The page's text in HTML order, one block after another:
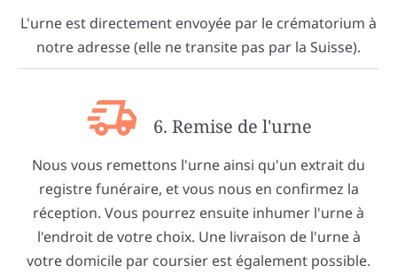
L'urne est directement envoyée par le crématorium à
notre adresse (elle ne transite pas par la Suisse).
6. Remise de l'urne
Nous vous remettons l'urne ainsi qu'un extrait du
registre funéraire, et vous nous en confirmez la
réception. Vous pourrez ensuite inhumer l'urne à
l'endroit de votre choix. Une livraison de l'urne à
votre domicile par coursier est également possible.